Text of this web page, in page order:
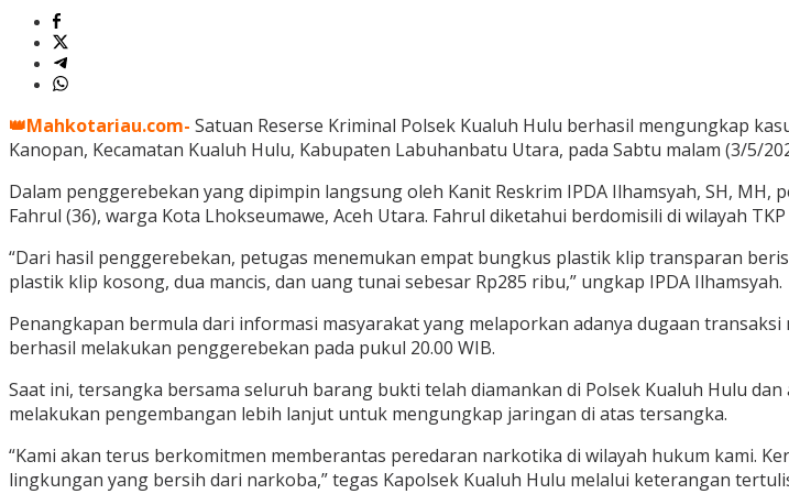
👑Mahkotariau.com- Satuan Reserse Kriminal Polsek Kualuh Hulu berhasil mengungkap
Kanopan, Kecamatan Kualuh Hulu, Kabupaten Labuhanbatu Utara, pada Sabtu malam (3/5/
Dalam penggerebekan yang dipimpin langsung oleh Kanit Reskrim IPDA Ilhamsyah, SH,
Fahrul (36), warga Kota Lhokseumawe, Aceh Utara. Fahrul diketahui berdomisili di wilayah
“Dari hasil penggerebekan, petugas menemukan empat bungkus plastik klip transparan
plastik klip kosong, dua mancis, dan uang tunai sebesar Rp285 ribu,” ungkap IPDA Ilhamsyah.
Penangkapan bermula dari informasi masyarakat yang melaporkan adanya dugaan
berhasil melakukan penggerebekan pada pukul 20.00 WIB.
Saat ini, tersangka bersama seluruh barang bukti telah diamankan di Polsek Kualuh Hulu
melakukan pengembangan lebih lanjut untuk mengungkap jaringan di atas tersangka.
“Kami akan terus berkomitmen memberantas peredaran narkotika di wilayah hukum kami.
lingkungan yang bersih dari narkoba,” tegas Kapolsek Kualuh Hulu melalui keterangan